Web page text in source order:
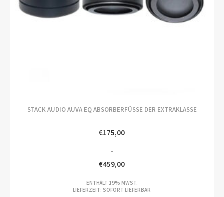
STACK AUDIO AUVA EQ ABSORBERFÜSSE DER EXTRAKLASSE
€175,00
–
€459,00
ENTHÄLT 19% MWST.
LIEFERZEIT: SOFORT LIEFERBAR